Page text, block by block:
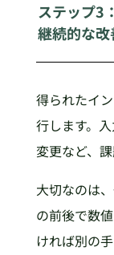
ステップ3
継続的な改
得られたイ
行します。
変更など、
大切なのは
の前後で数
ければ別の